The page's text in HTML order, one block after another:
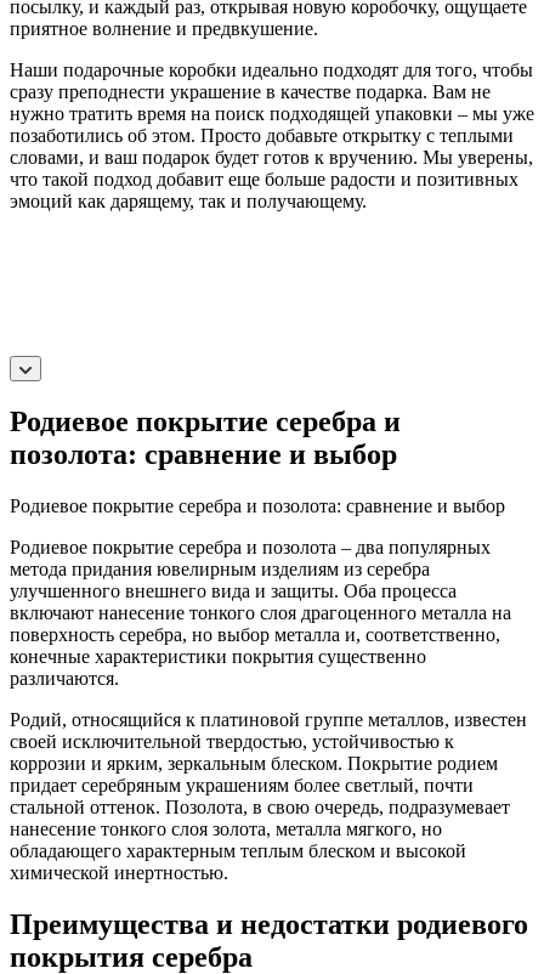
посылку, и каждый раз, открывая новую коробочку, ощущаете
приятное волнение и предвкушение.
Наши подарочные коробки идеально подходят для того, чтобы
сразу преподнести украшение в качестве подарка. Вам не
нужно тратить время на поиск подходящей упаковки – мы уже
позаботились об этом. Просто добавьте открытку с теплыми
словами, и ваш подарок будет готов к вручению. Мы уверены,
что такой подход добавит еще больше радости и позитивных
эмоций как дарящему, так и получающему.
Родиевое покрытие серебра и
позолота: сравнение и выбор
Родиевое покрытие серебра и позолота: сравнение и выбор
Родиевое покрытие серебра и позолота – два популярных
метода придания ювелирным изделиям из серебра
улучшенного внешнего вида и защиты. Оба процесса
включают нанесение тонкого слоя драгоценного металла на
поверхность серебра, но выбор металла и, соответственно,
конечные характеристики покрытия существенно
различаются.
Родий, относящийся к платиновой группе металлов, известен
своей исключительной твердостью, устойчивостью к
коррозии и ярким, зеркальным блеском. Покрытие родием
придает серебряным украшениям более светлый, почти
стальной оттенок. Позолота, в свою очередь, подразумевает
нанесение тонкого слоя золота, металла мягкого, но
обладающего характерным теплым блеском и высокой
химической инертностью.
Преимущества и недостатки родиевого
покрытия серебра